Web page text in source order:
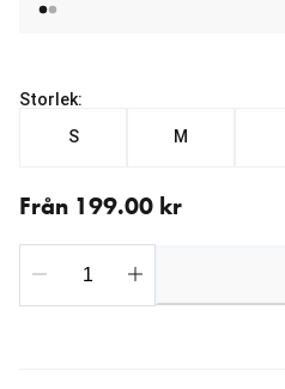
Storlek:
S
M
Från 199.00 kr